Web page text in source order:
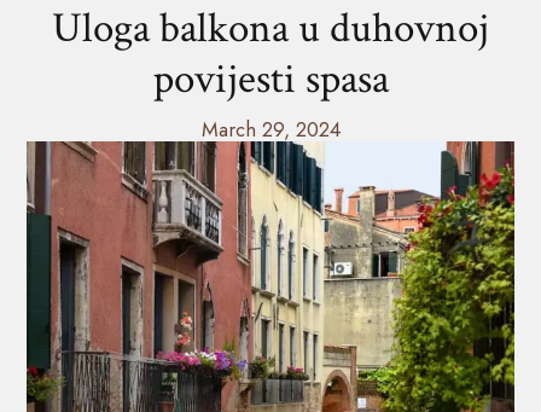
Uloga balkona u duhovnoj
povijesti spasa
March 29, 2024